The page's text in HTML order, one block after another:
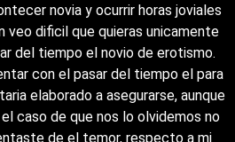
novia y ocurrir horas joviales
veo dificil que quieras unicamente
del tiempo el novio de erotismo.
con el pasar del tiempo el para
elaborado a asegurarse, aunque
caso de que nos lo olvidemos no
de el temor, respecto a mi